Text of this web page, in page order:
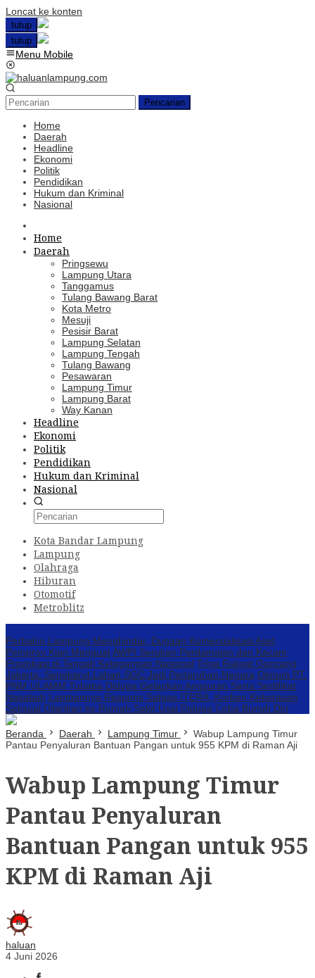
Loncat ke konten
tutup
tutup
Menu Mobile
Pencarian
Home
Daerah
Headline
Ekonomi
Politik
Pendidikan
Hukum dan Kriminal
Nasional
Home
Daerah
Pringsewu
Lampung Utara
Tanggamus
Tulang Bawang Barat
Kota Metro
Mesuji
Pesisir Barat
Lampung Selatan
Lampung Tengah
Tulang Bawang
Pesawaran
Lampung Timur
Lampung Barat
Way Kanan
Headline
Ekonomi
Politik
Pendidikan
Hukum dan Kriminal
Nasional
Kota Bandar Lampung
Lampung
Olahraga
Hiburan
Otomotif
Metroblitz
Perbakin Lampung Menghindar, Dugaan Komersialisasi Aset
Pemprov Kian MenguatAWPI Serukan Perdamaian dan Kecam
Provokasi di Tengah Ketegangan Nasional Triga Rakyat Guncang
Jakarta: Sengkarut Lahan SGC Jadi Pertaruhan Negara Oknum PT.
PNM ULAMM Tubaba Diduga Gelapkan Angsuran Serta Sertifikat
Nasabah Lambannya Respons Satgas ITERA, Korban Kekerasan
Seksual Dilarikan ke Rumah Sakit Usai Diduga Coba Bunuh Diri
Beranda Daerah Lampung Timur
Wabup Lampung Timur
Pantau Penyaluran Bantuan Pangan untuk 955 KPM di Raman Aji
Wabup Lampung Timur
Pantau Penyaluran
Bantuan Pangan untuk 955
KPM di Raman Aji
haluan
4 Juni 2026